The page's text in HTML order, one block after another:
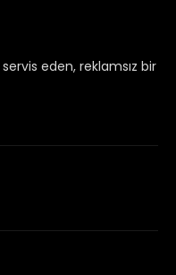
servis eden, reklamsız bir